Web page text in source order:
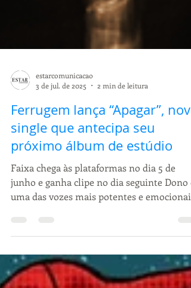
estarcomunicacao
3 de jul. de 2025
2 min de leitura
Ferrugem lança “Apagar”, novo
single que antecipa seu
próximo álbum de estúdio
junho e ganha clipe no dia seguinte Dono
do samba e...